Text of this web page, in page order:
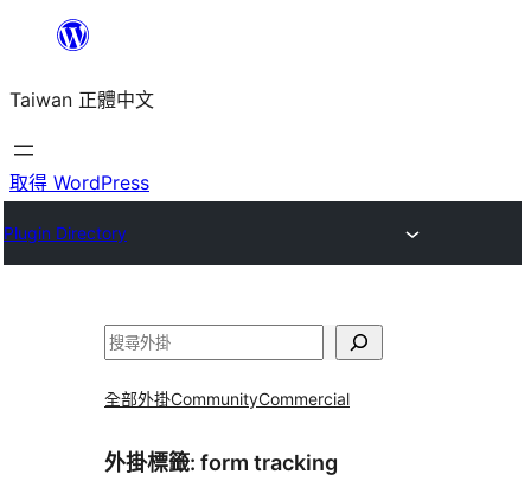
主
要
內
Taiwan 正體中文
取得 WordPress
Plugin Directory
搜
全部外掛CommunityCommercial
外掛標籤: form tracking